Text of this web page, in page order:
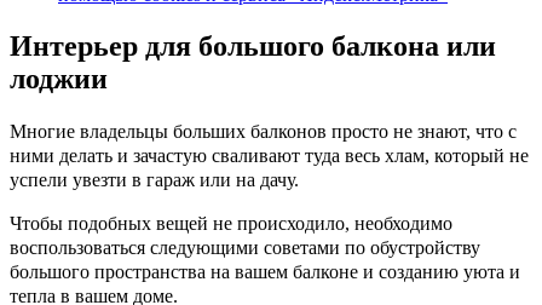
Интерьер для большого балкона или
лоджии
Многие владельцы больших балконов просто не знают, что с
ними делать и зачастую сваливают туда весь хлам, который не
успели увезти в гараж или на дачу.
Чтобы подобных вещей не происходило, необходимо
воспользоваться следующими советами по обустройству
большого пространства на вашем балконе и созданию уюта и
тепла в вашем доме.